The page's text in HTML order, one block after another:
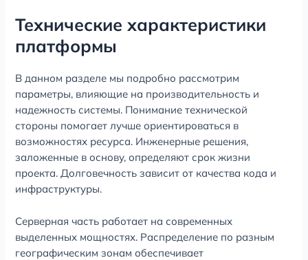
Технические характеристики
платформы
В данном разделе мы подробно рассмотрим
параметры, влияющие на производительность и
надежность системы. Понимание технической
стороны помогает лучше ориентироваться в
возможностях ресурса. Инженерные решения,
заложенные в основу, определяют срок жизни
проекта. Долговечность зависит от качества кода и
инфраструктуры.
Серверная часть работает на современных
выделенных мощностях. Распределение по разным
географическим зонам обеспечивает